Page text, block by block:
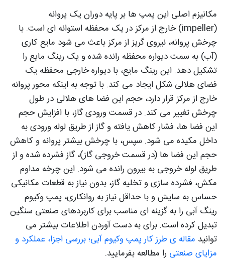
مکانیزم اصلی این پمپ‌ ها بر پایه دوران یک پروانه
(impeller) خارج از مرکز در یک محفظه استوانه‌ ای است. با
چرخش پروانه، نیروی گریز از مرکز باعث می‌ شود مایع کاری
(آب) به سمت دیواره محفظه رانده شده و یک رینگ مایع را
تشکیل دهد. این رینگ مایع، با دیواره خارجی محفظه یک
فضای هلالی شکل ایجاد می‌ کند. با توجه به اینکه محور پروانه
خارج از مرکز قرار دارد، حجم این فضا های هلالی در طول
چرخش تغییر می‌ کند. در قسمت ورودی گاز، با افزایش حجم
این فضا ها، فشار کاهش یافته و گاز از طریق لوله ورودی به
داخل مکیده می‌ شود. سپس، با چرخش بیشتر پروانه و کاهش
حجم این فضا ها (در قسمت خروجی گاز)، گاز فشرده شده و از
طریق لوله خروجی به بیرون رانده می‌ شود. این چرخه مداوم
مکش، فشرده‌ سازی و تخلیه گاز، بدون نیاز به قطعات مکانیکی
حساس به سایش و با حداقل نیاز به روانکاری، پمپ وکیوم
رینگ آبی را به گزینه‌ ای مناسب برای کاربردهای صنعتی سنگین
تبدیل کرده است. برای به دست آوردن اطلاعات بیشتر می
توانید مقاله ی طرز کار پمپ وکیوم آبی؛ بررسی اجزا، عملکرد و
مزایای صنعتی را مطالعه بفرمایید.